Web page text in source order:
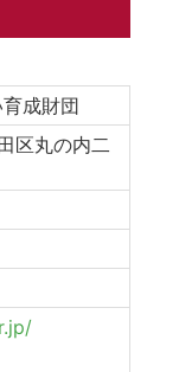
成財団
区丸の内二